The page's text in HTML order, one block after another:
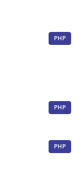
PHP
PHP
PHP